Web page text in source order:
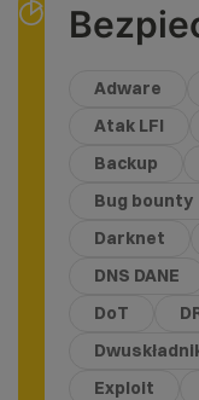
Adware
Atak LFI
Backup
Bug bounty
Darknet
DNS DANE
DoT
Exploit